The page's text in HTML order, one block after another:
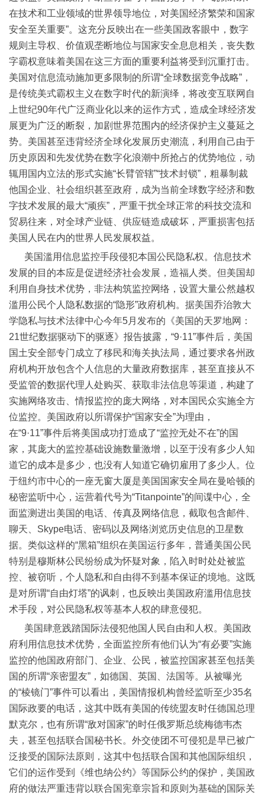
在技术和工业领域的世界领导地位，对美国经济繁荣和国家
安全至关重要”。这充分反映出在一些美国政客眼中，数字
规则主导权、价值观垄断地位与国家安全息息相关，丧失数
字霸权意味着美国在这三方面的重要利益将受到沉重打击。
美国对信息流动施加更多限制的所谓“全球数据竞争战略”，
是传统美式霸权主义在数字时代的新演绎，将改变互联网自
上世纪90年代广泛商业化以来的运作方式，造成全球经济发
展更为广泛的断裂，加剧世界范围内的经济保护主义蔓延之
势。美国甚至违背经济全球化发展历史潮流，利用自己由于
历史原因和先发优势在数字化浪潮中所抢占的优势地位，动
辄用国内立法的形式实施“长臂管辖”“技术封锁”，粗暴制裁
他国企业、社会组织甚至政府，成为当前全球数字经济和数
字技术发展的最大“顽疾”，严重干扰全球正常的科技交流和
贸易往来，对全球产业链、供应链造成破坏，严重损害包括
美国人民在内的世界人民发展权益。
美国滥用信息监控手段侵犯本国公民隐私权。信息技术
发展的目的本应是促进经济社会发展，造福人类。但美国却
利用自身技术优势，非法构筑监控网络，设置大量公然越权
滥用公民个人隐私数据的“隐形”政府机构。据美国乔治敦大
学隐私与技术法律中心今年5月发布的《美国的天罗地网：
21世纪数据驱动下的驱逐》报告披露，“9·11”事件后，美国
国土安全部专门成立了移民和海关执法局，通过要求各州政
府机构开放包含个人信息的大量政府数据库，甚至直接从不
受监管的数据代理人处购买、获取非法信息等渠道，构建了
实施网络攻击、情报监控的庞大网络，对本国民众实施全方
位监控。美国政府以所谓保护“国家安全”为理由，
在“9·11”事件后将美国成功打造成了“监控无处不在”的国
家，其庞大的监控基础设施数量激增，以至于没有多少人知
道它的成本是多少，也没有人知道它确切雇用了多少人。位
于纽约市中心的一座无窗大厦是美国国家安全局在曼哈顿的
秘密监听中心，运营着代号为“Titanpointe”的间谍中心，全
面监测进出美国的电话、传真及网络信息，截取包含邮件、
聊天、Skype电话、密码以及网络浏览历史信息的卫星数
据。类似这样的“黑箱”组织在美国运行多年，普通美国公民
特别是穆斯林公民纷纷成为怀疑对象，陷入时时处处被监
控、被窃听，个人隐私和自由得不到基本保证的境地。这既
是对所谓“自由灯塔”的讽刺，也反映出美国政府滥用信息技
术手段，对公民隐私权等基本人权的肆意侵犯。
美国肆意践踏国际法侵犯他国人民自由和人权。美国政
府利用信息技术优势，全面监控所有他们认为“有必要”实施
监控的他国政府部门、企业、公民，被监控国家甚至包括美
国的所谓“亲密盟友”，如德国、英国、法国等。从被曝光
的“棱镜门”事件可以看出，美国情报机构曾经监听至少35名
国际政要的电话，这其中既有美国的传统盟友时任德国总理
默克尔，也有所谓“敌对国家”的时任俄罗斯总统梅德韦杰
夫，甚至包括联合国秘书长。外交使团不可侵犯是早已被广
泛接受的国际法原则，这其中包括联合国和其他国际组织，
它们的运作受到《维也纳公约》等国际公约的保护，美国政
府的做法严重违背以联合国宪章宗旨和原则为基础的国际关